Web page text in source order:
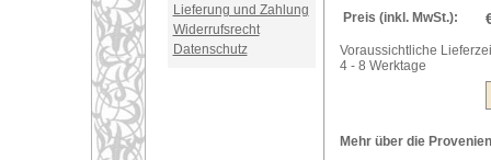
Lieferung und Zahlung
Widerrufsrecht
Datenschutz
Preis (inkl. MwSt.):
Voraussichtliche
4 - 8 Werktage
Mehr über die